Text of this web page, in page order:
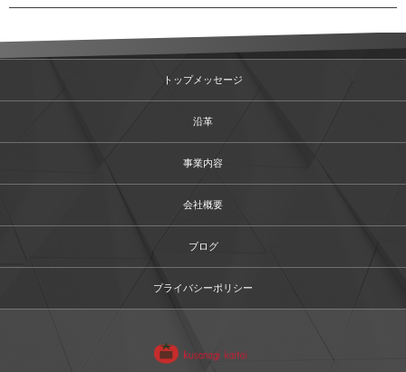
トップメッセージ
沿革
事業内容
会社概要
ブログ
プライバシーポリシー